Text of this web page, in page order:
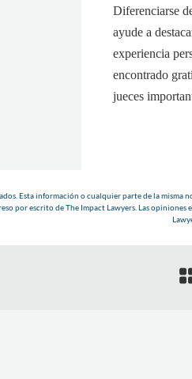
Diferenciarse
ayude a
experiencia
encontrado
jueces
Esta información o cualquier parte de la
por escrito de The Impact Lawyers. Las